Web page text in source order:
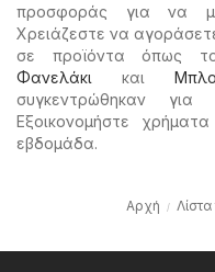
προσφοράς για να
Χρειάζεστε να
σε προϊόντα όπως
Φανελάκι και
συγκεντρώθηκαν
Εξοικονομήστε
εβδομάδα.
Αρχή